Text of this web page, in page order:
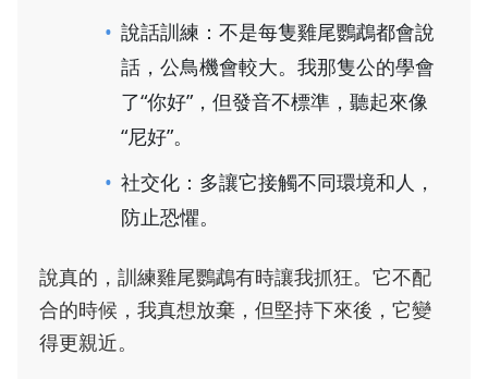
說話訓練：不是每隻雞尾鸚鵡都會說
話，公鳥機會較大。我那隻公的學會
了“你好”，但發音不標準，聽起來像
“尼好”。
社交化：多讓它接觸不同環境和人，
防止恐懼。
說真的，訓練雞尾鸚鵡有時讓我抓狂。它不配
合的時候，我真想放棄，但堅持下來後，它變
得更親近。